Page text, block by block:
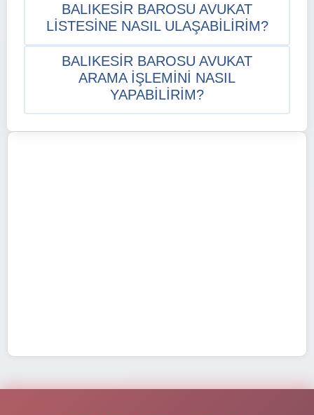
BALIKESIR BAROSU AVUKAT
LISTESINE NASIL ULAŞABILIRIM?
BALIKESIR BAROSU AVUKAT
ARAMA IŞLEMINI NASIL
YAPABILIRIM?